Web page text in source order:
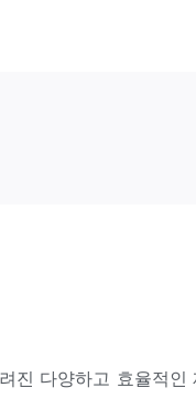
진 다양하고 효율적인